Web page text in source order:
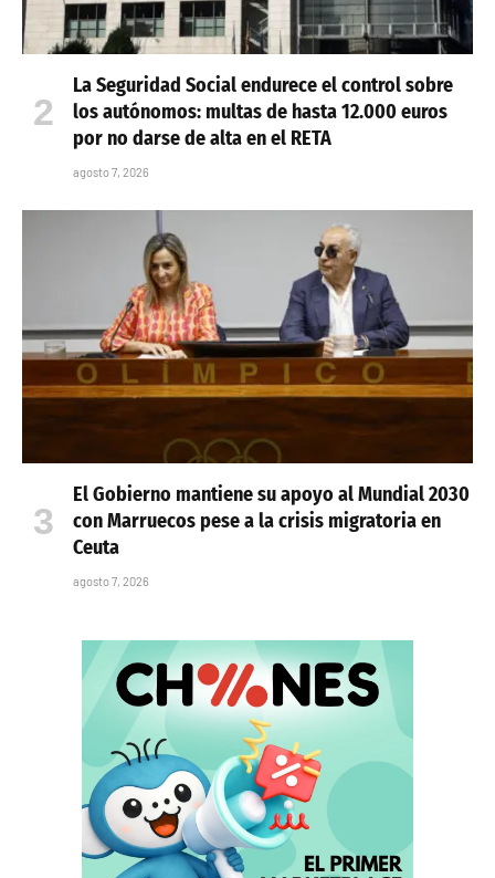
La Seguridad Social endurece el control sobre
los autónomos: multas de hasta 12.000 euros
por no darse de alta en el RETA
agosto 7, 2026
El Gobierno mantiene su apoyo al Mundial 2030
con Marruecos pese a la crisis migratoria en
Ceuta
agosto 7, 2026